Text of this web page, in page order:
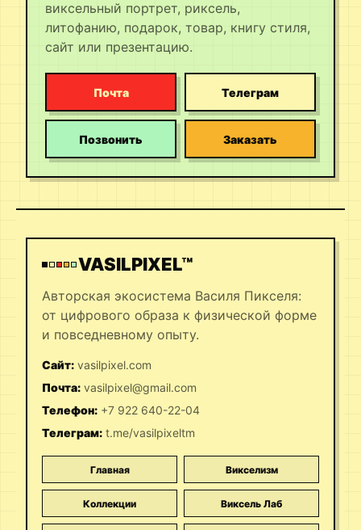
виксельный портрет, риксель,
литофанию, подарок, товар, книгу стиля,
сайт или презентацию.
Почта Телеграм
Позвонить Заказать
VASILPIXEL™
Авторская экосистема Василя Пикселя:
от цифрового образа к физической форме
и повседневному опыту.
Сайт: vasilpixel.com
Почта: vasilpixel@gmail.com
Телефон: +7 922 640-22-04
Телеграм: t.me/vasilpixeltm
Главная Викселизм
Коллекции Виксель Лаб